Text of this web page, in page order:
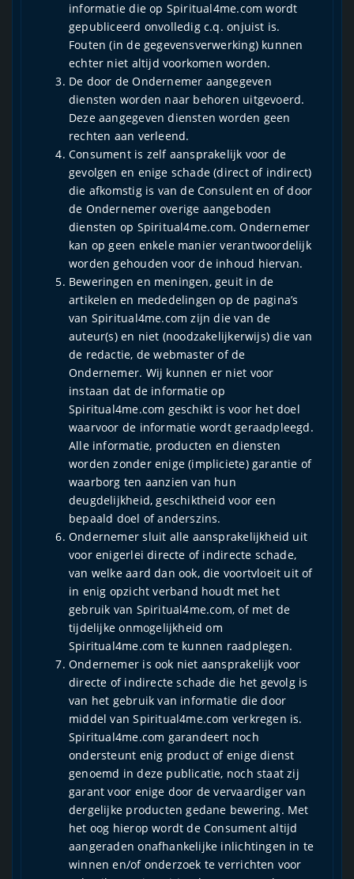
informatie die op Spiritual4me.com wordt
gepubliceerd onvolledig c.q. onjuist is.
Fouten (in de gegevensverwerking) kunnen
echter niet altijd voorkomen worden.
De door de Ondernemer aangegeven
diensten worden naar behoren uitgevoerd.
Deze aangegeven diensten worden geen
rechten aan verleend.
Consument is zelf aansprakelijk voor de
gevolgen en enige schade (direct of indirect)
die afkomstig is van de Consulent en of door
de Ondernemer overige aangeboden
diensten op Spiritual4me.com. Ondernemer
kan op geen enkele manier verantwoordelijk
worden gehouden voor de inhoud hiervan.
Beweringen en meningen, geuit in de
artikelen en mededelingen op de pagina’s
van Spiritual4me.com zijn die van de
auteur(s) en niet (noodzakelijkerwijs) die van
de redactie, de webmaster of de
Ondernemer. Wij kunnen er niet voor
instaan dat de informatie op
Spiritual4me.com geschikt is voor het doel
waarvoor de informatie wordt geraadpleegd.
Alle informatie, producten en diensten
worden zonder enige (impliciete) garantie of
waarborg ten aanzien van hun
deugdelijkheid, geschiktheid voor een
bepaald doel of anderszins.
Ondernemer sluit alle aansprakelijkheid uit
voor enigerlei directe of indirecte schade,
van welke aard dan ook, die voortvloeit uit of
in enig opzicht verband houdt met het
gebruik van Spiritual4me.com, of met de
tijdelijke onmogelijkheid om
Spiritual4me.com te kunnen raadplegen.
Ondernemer is ook niet aansprakelijk voor
directe of indirecte schade die het gevolg is
van het gebruik van informatie die door
middel van Spiritual4me.com verkregen is.
Spiritual4me.com garandeert noch
ondersteunt enig product of enige dienst
genoemd in deze publicatie, noch staat zij
garant voor enige door de vervaardiger van
dergelijke producten gedane bewering. Met
het oog hierop wordt de Consument altijd
aangeraden onafhankelijke inlichtingen in te
winnen en/of onderzoek te verrichten voor